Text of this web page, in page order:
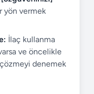
yön vermek
İlaç kullanma
ve öncelikle
çözmeyi denemek